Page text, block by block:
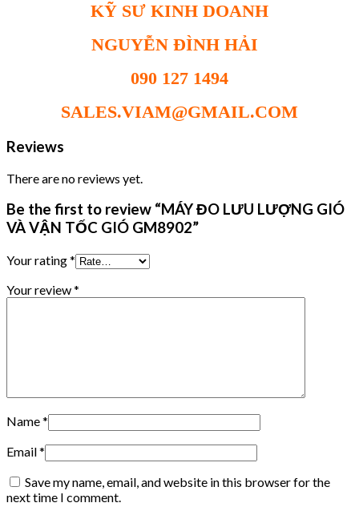
KỸ SƯ KINH DOANH
NGUYỄN ĐÌNH HẢI
090 127 1494
SALES.VIAM@GMAIL.COM
Reviews
There are no reviews yet.
Be the first to review “MÁY ĐO LƯU LƯỢNG GIÓ
VÀ VẬN TỐC GIÓ GM8902”
Your rating*
Your review*
Name*
Email*
Save my name, email, and website in this browser for the
next time I comment.